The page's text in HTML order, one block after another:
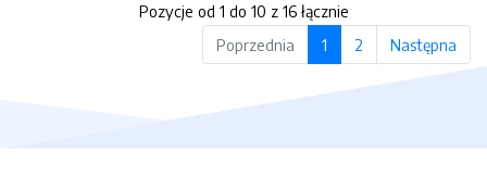
Pozycje od 1 do 10 z 16 łącznie
Poprzednia
1 2 Następna